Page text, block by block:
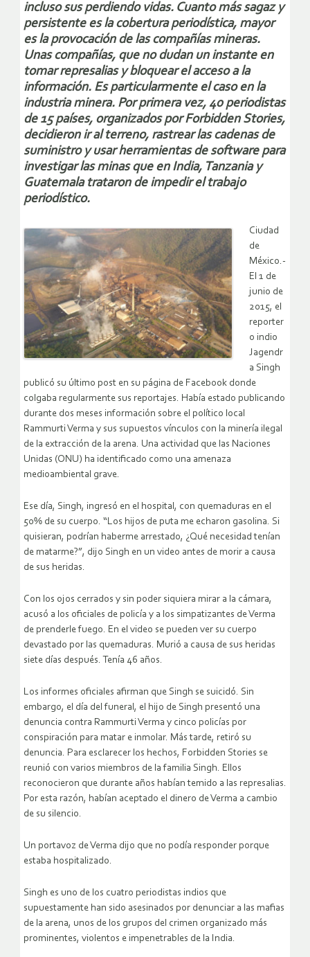
incluso sus perdiendo vidas. Cuanto más sagaz y
persistente es la cobertura periodística, mayor
es la provocación de las compañías mineras.
Unas compañías, que no dudan un instante en
tomar represalias y bloquear el acceso a la
información. Es particularmente el caso en la
industria minera. Por primera vez, 40 periodistas
de 15 países, organizados por Forbidden Stories,
decidieron ir al terreno, rastrear las cadenas de
suministro y usar herramientas de software para
investigar las minas que en India, Tanzania y
Guatemala trataron de impedir el trabajo
periodístico.
Ciudad
de
México.-
El 1 de
junio de
2015, el
reporter
o indio
Jagendr
a Singh
publicó su último post en su página de Facebook donde
colgaba regularmente sus reportajes. Había estado publicando
durante dos meses información sobre el político local
Rammurti Verma y sus supuestos vínculos con la minería ilegal
de la extracción de la arena. Una actividad que las Naciones
Unidas (ONU) ha identificado como una amenaza
medioambiental grave.
Ese día, Singh, ingresó en el hospital, con quemaduras en el
50% de su cuerpo. “Los hijos de puta me echaron gasolina. Si
quisieran, podrían haberme arrestado, ¿Qué necesidad tenían
de matarme?”, dijo Singh en un video antes de morir a causa
de sus heridas.
Con los ojos cerrados y sin poder siquiera mirar a la cámara,
acusó a los oficiales de policía y a los simpatizantes de Verma
de prenderle fuego. En el video se pueden ver su cuerpo
devastado por las quemaduras. Murió a causa de sus heridas
siete días después. Tenía 46 años.
Los informes oficiales afirman que Singh se suicidó. Sin
embargo, el día del funeral, el hijo de Singh presentó una
denuncia contra Rammurti Verma y cinco policías por
conspiración para matar e inmolar. Más tarde, retiró su
denuncia. Para esclarecer los hechos, Forbidden Stories se
reunió con varios miembros de la familia Singh. Ellos
reconocieron que durante años habían temido a las represalias.
Por esta razón, habían aceptado el dinero de Verma a cambio
de su silencio.
Un portavoz de Verma dijo que no podía responder porque
estaba hospitalizado.
Singh es uno de los cuatro periodistas indios que
supuestamente han sido asesinados por denunciar a las mafias
de la arena, unos de los grupos del crimen organizado más
prominentes, violentos e impenetrables de la India.